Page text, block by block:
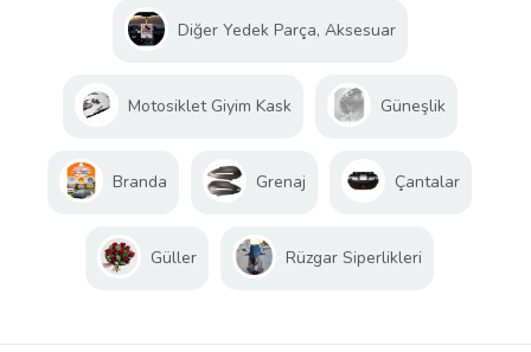
Diğer Yedek Parça, Aksesuar
Motosiklet Giyim Kask Güneşlik
Branda Grenaj Çantalar
Güller Rüzgar Siperlikleri